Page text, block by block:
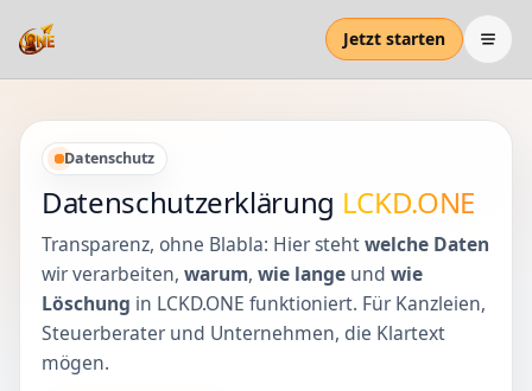
Jetzt starten
Datenschutz
Datenschutzerklärung LCKD.ONE
Transparenz, ohne Blabla: Hier stehtwelche Daten
wir verarbeiten, warum, wie lange und wie
Löschung in LCKD.ONE funktioniert. Für Kanzleien,
Steuerberater und Unternehmen, die Klartext
mögen.